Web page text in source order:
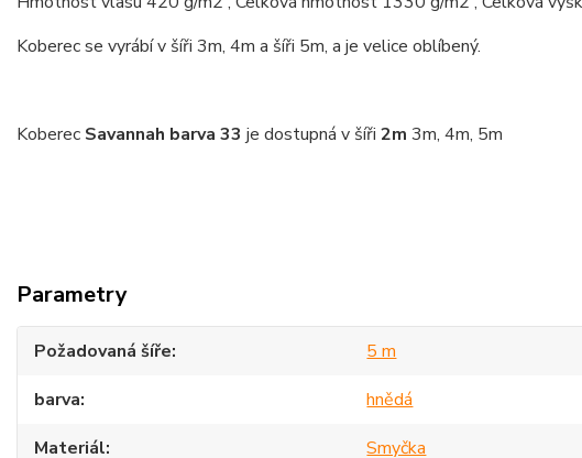
Koberec se vyrábí v šíři 3m, 4m a šíři 5m, a je velice oblíbený.
Koberec Savannah barva 33 je dostupná v šíři 2m 3m, 4m, 5m
Parametry
Požadovaná šíře
5 m
barva
hnědá
Materiál
Smyčka